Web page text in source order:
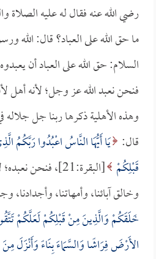
رضي الله عنه فقال له عليه الصلاة
ما حق الله على العباد؟ قال: الله
السلام: حق الله على العباد أن
فنحن نعبد الله عز وجل؛ لأنه أهل
وهذه الأهلية ذكرها ربنا جل جلاله
قال: يَا أَيُّهَا النَّاسُ اعْبُدُوا رَبَّكُمُ
قَبْلِكُمْ
[البقرة:21]، فنحن
وخالق آبائنا، وأمهاتنا، وأجدادنا،
خَلَقَكُمْ وَالَّذِينَ مِنْ قَبْلِكُمْ لَعَلَّكُمْ
الأَرْضَ فِرَاشًا وَالسَّمَاءَ بِنَاءً وَأَنْزَلَ